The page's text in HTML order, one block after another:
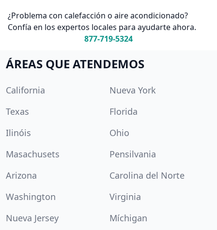
¿Problema con calefacción o aire acondicionado?
Confía en los expertos locales para ayudarte ahora.
877-719-5324
ÁREAS QUE ATENDEMOS
California
Nueva York
Texas
Florida
Ilinóis
Ohio
Masachusets
Pensilvania
Arizona
Carolina del Norte
Washington
Virginia
Nueva Jersey
Míchigan